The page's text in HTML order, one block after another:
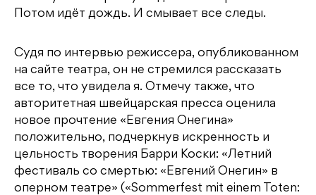
Потом идёт дождь. И смывает все следы.
Судя по интервью режиссера, опубликованном
на сайте театра, он не стремился рассказать
все то, что увидела я. Отмечу также, что
авторитетная швейцарская пресса оценила
новое прочтение «Евгения Онегина»
положительно, подчеркнув искренность и
цельность творения Барри Коски: «Летний
фестиваль со смертью: «Евгений Онегин» в
оперном театре» («Sommerfest mit einem Toten: